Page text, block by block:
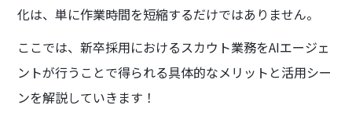
化は、単に作業時間を短縮するだけではありません。
ここでは、新卒採用におけるスカウト業務をAIエージェ
ントが行うことで得られる具体的なメリットと活用シー
ンを解説していきます！